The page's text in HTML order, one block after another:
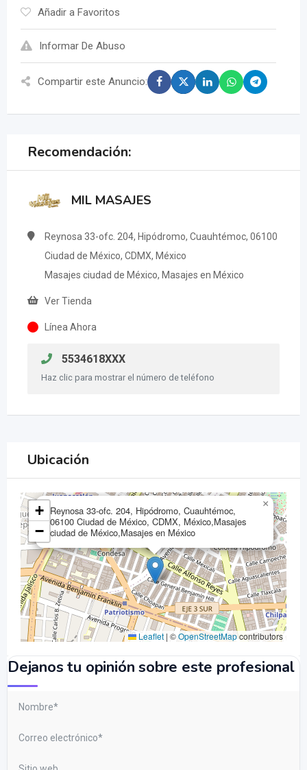
Añadir a Favoritos
Informar De Abuso
Compartir este Anuncio:
Recomendación:
MIL MASAJES
Reynosa 33-ofc. 204, Hipódromo, Cuauhtémoc, 06100
Ciudad de México, CDMX, México
Masajes ciudad de México, Masajes en México
Ver Tienda
Línea Ahora
5534618XXX
Haz clic para mostrar el número de teléfono
Ubicación
Reynosa 33-ofc. 204, Hipódromo, Cuauhtémoc,
06100 Ciudad de México, CDMX, México,Masajes
ciudad de México,Masajes en México
×
+
−
Leaflet | ©OpenStreetMapcontributors
Dejanos tu opinión sobre este profesional